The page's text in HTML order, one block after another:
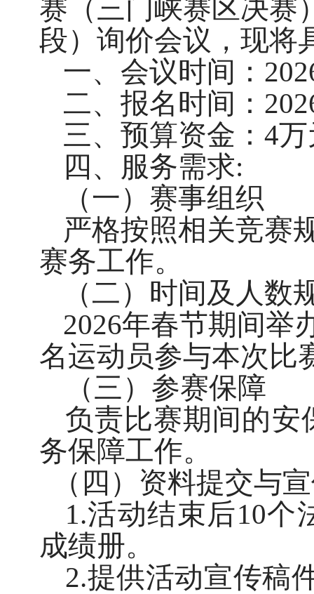
赛（三门峡赛区决赛
段） 询价会议，现将
一、会议时间： 202
二、报名时间： 202
三、预算资金： 4
四、服务需求:
（一）赛事组织
严格按照相关竞赛
赛务工作。
（二） 时间及人数
2026年春节期间举
名运动员参与本次比
（三）参赛保障
负责比赛期间的安
务保障工作。
（四）资料提交与
1.活动结束后10个
成绩册。
2.提供活动宣传稿